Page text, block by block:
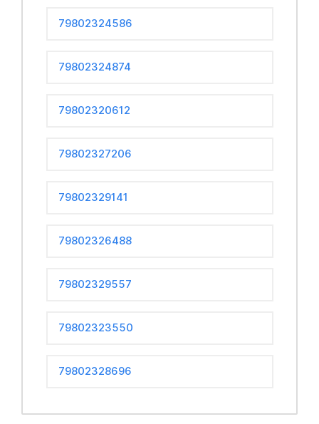
79802324586
79802324874
79802320612
79802327206
79802329141
79802326488
79802329557
79802323550
79802328696